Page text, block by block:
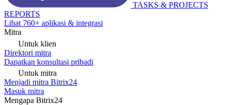
TASKS & PROJECTS
REPORTS
Lihat 760+ aplikasi & integrasi
Mitra
Untuk klien
Direktori mitra
Dapatkan konsultasi pribadi
Untuk mitra
Menjadi mitra Bitrix24
Masuk mitra
Mengapa Bitrix24